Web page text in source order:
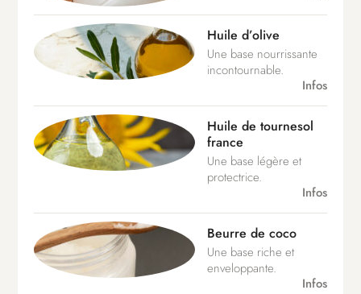
Huile d’olive
Une base nourrissante
incontournable.
Infos
Huile de tournesol
france
Une base légère et
protectrice.
Infos
Beurre de coco
Une base riche et
enveloppante.
Infos